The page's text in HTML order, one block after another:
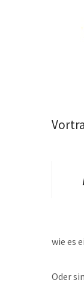
wie es
Oder